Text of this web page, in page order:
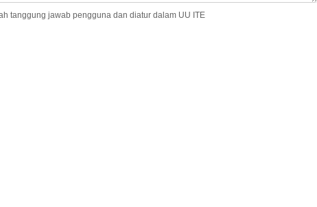
tanggung jawab pengguna dan diatur dalam UU ITE